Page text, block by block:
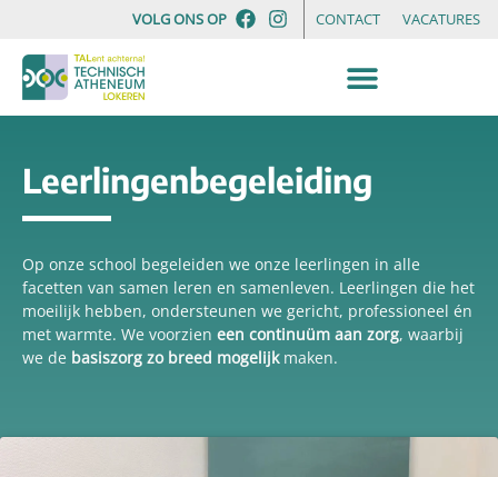
VOLG ONS OP CONTACT VACATURES
Leerlingen­begeleiding
Op onze school begeleiden we onze leerlingen in alle
facetten van samen leren en samenleven. Leerlingen die het
moeilijk hebben, ondersteunen we gericht, professioneel én
met warmte. We voorzien een continuüm aan zorg, waarbij
we de basiszorg zo breed mogelijk maken.